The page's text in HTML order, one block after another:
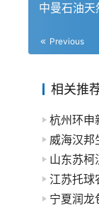
中曼石油天
Previous
相关推
杭州环申
威海汉邦
山东苏柯
江苏托球
宁夏润龙